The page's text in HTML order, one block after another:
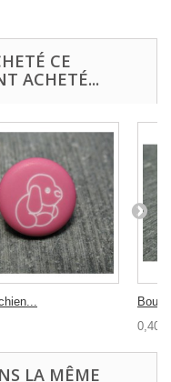
CE
ACHETÉ...
0,40 €
LA MÊME